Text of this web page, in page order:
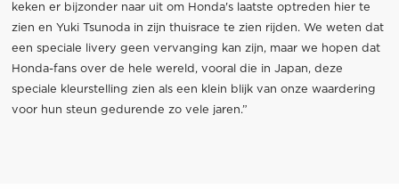
keken er bijzonder naar uit om Honda's laatste optreden hier te
zien en Yuki Tsunoda in zijn thuisrace te zien rijden. We weten dat
een speciale livery geen vervanging kan zijn, maar we hopen dat
Honda-fans over de hele wereld, vooral die in Japan, deze
speciale kleurstelling zien als een klein blijk van onze waardering
voor hun steun gedurende zo vele jaren.”